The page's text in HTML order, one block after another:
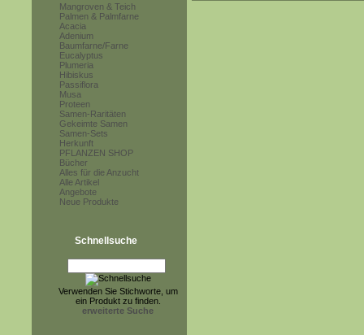
Mangroven & Teich
Palmen & Palmfarne
Acacia
Adenium
Baumfarne/Farne
Eucalyptus
Plumeria
Hibiskus
Passiflora
Musa
Proteen
Samen-Raritäten
Gekeimte Samen
Samen-Sets
Herkunft
PFLANZEN SHOP
Bücher
Alles für die Anzucht
Alle Artikel
Angebote
Neue Produkte
Schnellsuche
Verwenden Sie Stichworte, um
ein Produkt zu finden.
erweiterte Suche